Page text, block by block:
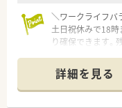
■クリーンベンチ
ともできます。
■服薬指導や調剤
＼ワークライフバ
土日祝休みで18時
り確保できます。
くご活躍いただ
＊
【店舗情報と応需
■新高岡駅から徒
詳細を見る